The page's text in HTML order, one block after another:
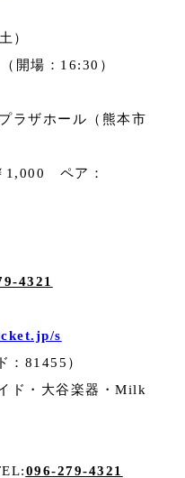
）
開場：16:30）
ラザホール（熊本市
1,000 ペア：
4321
s
：81455）
ド・大谷楽器・Milk
096-279-4321